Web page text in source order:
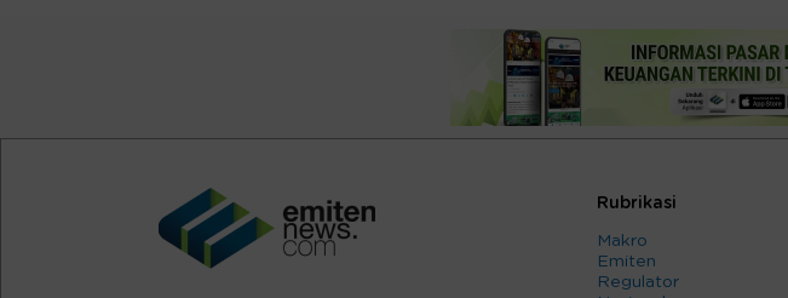
Rubrikasi
Makro
Emiten
Regulator